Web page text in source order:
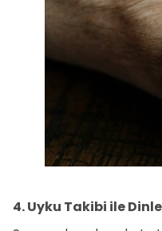
4. Uyku Takibi ile